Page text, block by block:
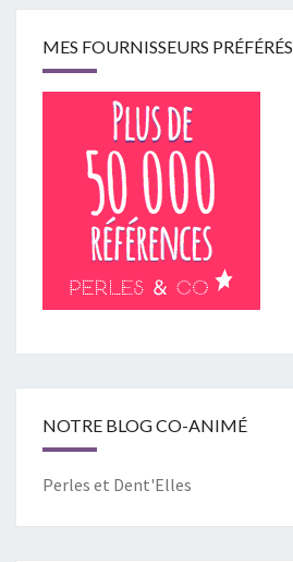
MES FOURNISSEURS PRÉFÉRÉS
NOTRE BLOG CO-ANIMÉ
Perles et Dent'Elles